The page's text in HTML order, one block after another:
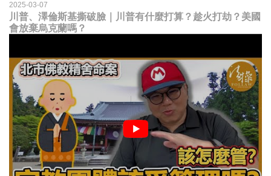
2025-03-07
川普、澤倫斯基撕破臉｜川普有什麼打算？趁火打劫？美國
會放棄烏克蘭嗎？